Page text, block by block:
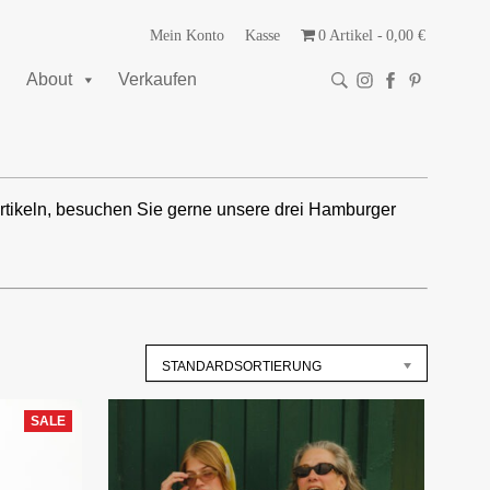
Mein Konto Kasse 0 Artikel 0,00 €
About Verkaufen
besuchen Sie gerne unsere drei Hamburger
STANDARDSORTIERUNG
SALE